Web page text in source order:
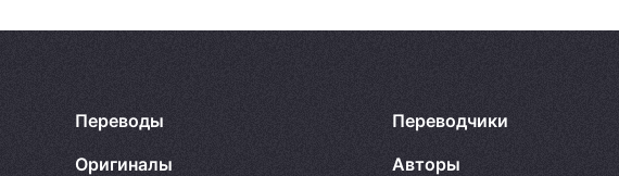
Переводы
Оригиналы
Переводчики
Авторы